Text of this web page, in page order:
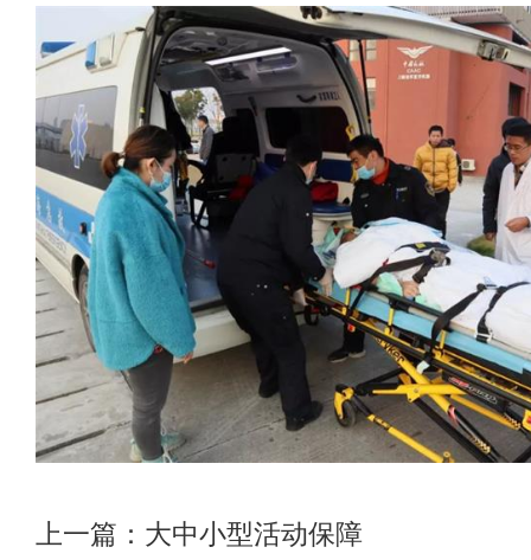
上一篇： 大中小型活动保障